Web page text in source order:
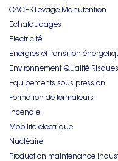
CACES Levage Manutention
Echafaudages
Electricité
Energies et transition
Environnement Qualité
Equipements sous pression
Formation de formateurs
Incendie
Mobilité électrique
Nucléaire
Production maintenance